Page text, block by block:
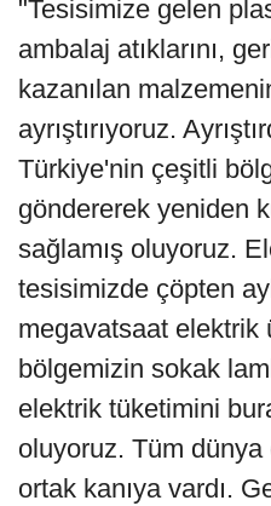
"Tesisimize gelen
ambalaj atıklarını,
kazanılan
ayrıştırıyoruz.
Türkiye'nin çeşitli
göndererek yeniden
sağlamış oluyoruz.
tesisimizde çöpten
megavatsaat elektrik
bölgemizin sokak
elektrik tüketimini
oluyoruz. Tüm
ortak kanıya vardı.